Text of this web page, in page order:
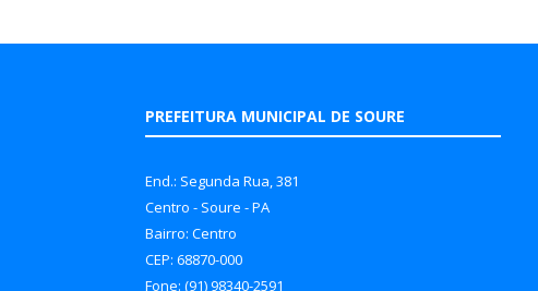
PREFEITURA MUNICIPAL DE SOURE
End.: Segunda Rua, 381
Centro - Soure - PA
Bairro: Centro
CEP: 68870-000
Fone: (91) 98340-2591